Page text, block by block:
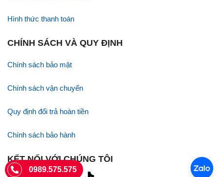
Hình thức thanh toán
CHÍNH SÁCH VÀ QUY ĐỊNH
Chính sách bảo mật
Chính sách vận chuyển
Quy định đổi trả hoàn tiền
Chính sách bảo hành
KẾT NỐI VỚI CHÚNG TÔI
0989.575.575